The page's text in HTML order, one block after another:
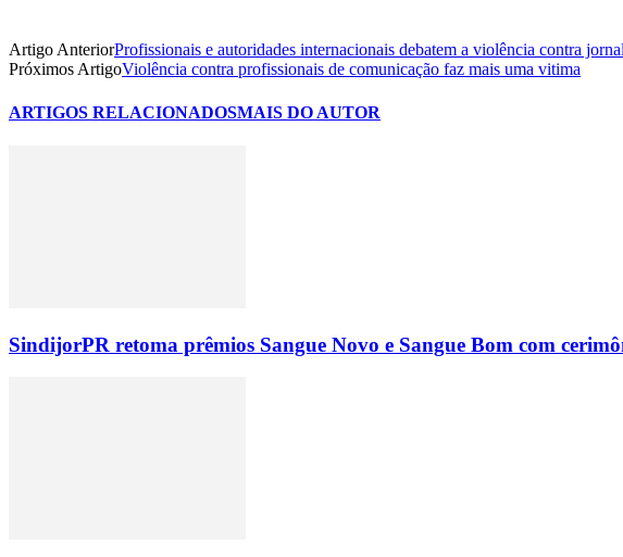
Artigo AnteriorProfissionais e autoridades internacionais debatem a violência contra
Próximos ArtigoViolência contra profissionais de comunicação faz mais uma vitima
ARTIGOS RELACIONADOSMAIS DO AUTOR
SindijorPR retoma prêmios Sangue Novo e Sangue Bom com